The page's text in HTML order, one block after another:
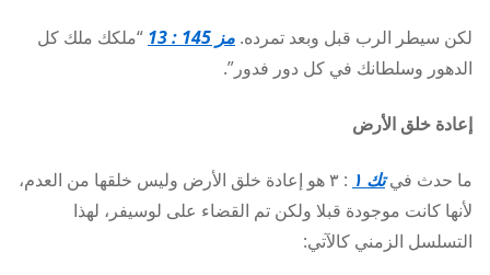
لكن سيطر الرب قبل وبعد تمرده. مز 145 : 13
“ملكك ملك كل
الدهور وسلطانك في كل دور فدور”.
إعادة خلق الأرض
ما حدث فيتك ١
: ٣ هو إعادة خلق الأرض وليس خلقها من العدم،
لأنها كانت موجودة قبلا ولكن تم القضاء على لوسيفر، لهذا
التسلسل الزمني كالآتي: